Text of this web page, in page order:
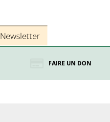
Newsletter
FAIRE UN DON